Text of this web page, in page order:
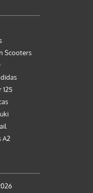
Scooters
A2